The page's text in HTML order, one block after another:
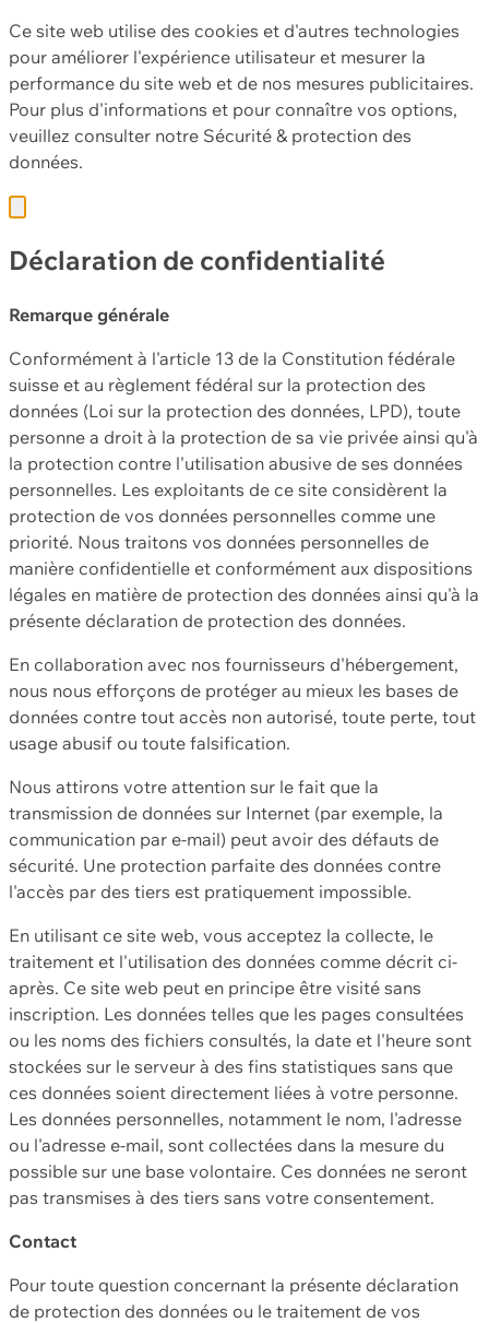
Ce site web utilise des cookies et d'autres technologies
pour améliorer l'expérience utilisateur et mesurer la
performance du site web et de nos mesures publicitaires.
Pour plus d'informations et pour connaître vos options,
veuillez consulter notre Sécurité & protection des
données.
Déclaration de confidentialité
Remarque générale
Conformément à l'article 13 de la Constitution fédérale
suisse et au règlement fédéral sur la protection des
données (Loi sur la protection des données, LPD), toute
personne a droit à la protection de sa vie privée ainsi qu'à
la protection contre l'utilisation abusive de ses données
personnelles. Les exploitants de ce site considèrent la
protection de vos données personnelles comme une
priorité. Nous traitons vos données personnelles de
manière confidentielle et conformément aux dispositions
légales en matière de protection des données ainsi qu'à la
présente déclaration de protection des données.
En collaboration avec nos fournisseurs d'hébergement,
nous nous efforçons de protéger au mieux les bases de
données contre tout accès non autorisé, toute perte, tout
usage abusif ou toute falsification.
Nous attirons votre attention sur le fait que la
transmission de données sur Internet (par exemple, la
communication par e-mail) peut avoir des défauts de
sécurité. Une protection parfaite des données contre
l'accès par des tiers est pratiquement impossible.
En utilisant ce site web, vous acceptez la collecte, le
traitement et l'utilisation des données comme décrit ci-
après. Ce site web peut en principe être visité sans
inscription. Les données telles que les pages consultées
ou les noms des fichiers consultés, la date et l'heure sont
stockées sur le serveur à des fins statistiques sans que
ces données soient directement liées à votre personne.
Les données personnelles, notamment le nom, l'adresse
ou l'adresse e-mail, sont collectées dans la mesure du
possible sur une base volontaire. Ces données ne seront
pas transmises à des tiers sans votre consentement.
Contact
Pour toute question concernant la présente déclaration
de protection des données ou le traitement de vos